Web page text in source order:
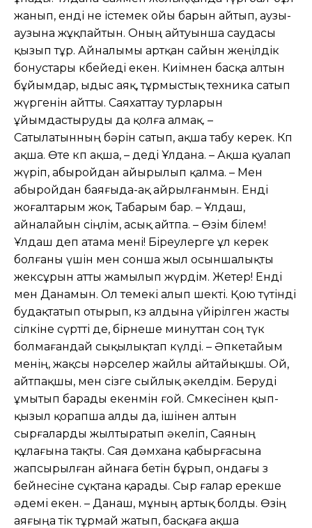
жанып, енді не істемек ойы барын айтып, аузы-
аузына жұқпайтын. Оның айтуынша саудасы
қызып тұр. Айналымы артқан сайын жеңілдік
бонустары көбейеді екен. Киімнен басқа алтын
бұйымдар, ыдыс аяқ, тұрмыстық техника сатып
жүргенін айтты. Саяхаттау турларын
ұйымдастыруды да қолға алмақ. –
Сатылатынның бəрін сатып, ақша табу керек. Көп
ақша. Өте көп ақша, – деді Ұлдана. – Ақша қуалап
жүріп, абыройдан айырылып қалма. – Мен
абыройдан баяғыда-ақ айрылғанмын. Енді
жоғалтарым жоқ. Табарым бар. – Ұлдаш,
айналайын сіңлім, асық айтпа. – Өзім білем!
Ұлдаш деп атама мені! Біреулерге ұл керек
болғаны үшін мен сонша жыл осыншалықты
жексұрын атты жамылып жүрдім. Жетер! Енді
мен Данамын. Ол темекі алып шекті. Қою түтінді
будақтатып отырып, көз алдына үйірілген жасты
сілкіне сүртті де, бірнеше минуттан соң түк
болмағандай сықылықтап күлді. – Əпкетайым
менің, жақсы нəрселер жайлы айтайықшы. Ой,
айтпақшы, мен сізге сыйлық əкелдім. Беруді
ұмытып барады екенмін ғой. Сөмкесінен қып-
қызыл қорапша алды да, ішінен алтын
сырғаларды жылтыратып əкеліп, Саяның
құлағына тақты. Сая дəмхана қабырғасына
жапсырылған айнаға бетін бұрып, ондағы өз
бейнесіне сұқтана қарады. Сыр ғалар ерекше
əдемі екен. – Данаш, мұның артық болды. Өзің
аяғыңа тік тұрмай жатып, басқаға ақша